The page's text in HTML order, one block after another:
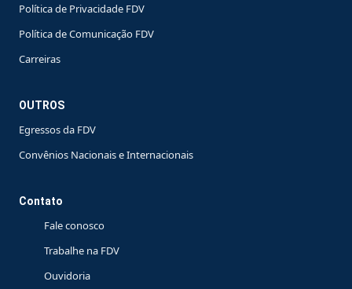
Política de Privacidade FDV
Política de Comunicação FDV
Carreiras
OUTROS
Egressos da FDV
Convênios Nacionais e Internacionais
Contato
Fale conosco
Trabalhe na FDV
Ouvidoria